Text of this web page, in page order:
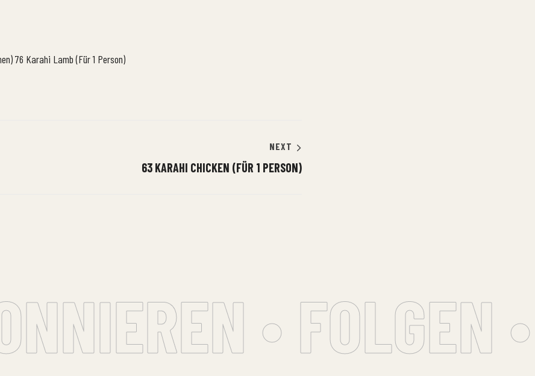
76 Karahi Lamb (Für 1 Person)
NEXT
63 KARAHI CHICKEN (FÜR 1 PERSON)
• FOLGEN